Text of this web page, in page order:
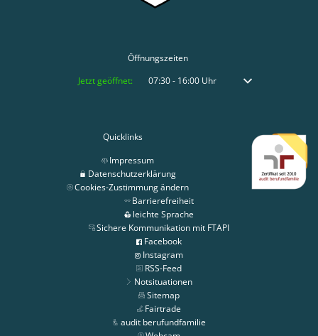
Öffnungszeiten
Klicken, um weitere Öffnungs- oder Schließzeiten auszublenden
Jetzt geöffnet: 07:30- 16:00Uhr Von 07:30 bis 16:00
Quicklinks
Impressum
Datenschutzerklärung
Cookies-Zustimmung ändern
Barrierefreiheit
leichte Sprache
Sichere Kommunikation mit FTAPI
Facebook
Instagram
RSS-Feed
Notsituationen
Sitemap
Fairtrade
audit berufundfamilie